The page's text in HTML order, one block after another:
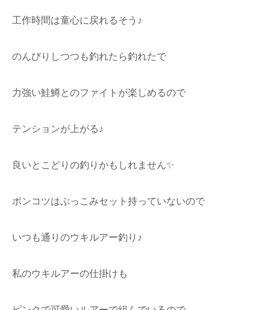
工作時間は童心に戻れるそう♪
のんびりしつつも釣れたら釣れたで
力強い鮭鱒とのファイトが楽しめるので
テンションが上がる♪
良いとこどりの釣りかもしれません✨
ポンコツはぶっこみセット持っていないので
いつも通りのウキルアー釣り♪
私のウキルアーの仕掛けも